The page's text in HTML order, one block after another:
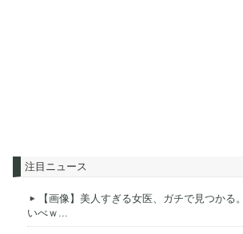
注目ニュース
【画像】美人すぎる女医、ガチで見つかる
いべｗ...